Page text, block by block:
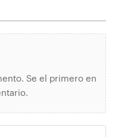
Se el primero en